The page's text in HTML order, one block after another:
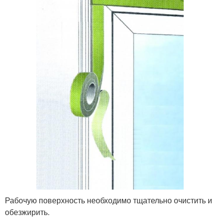
Рабочую поверхность необходимо тщательно очистить и
обезжирить.